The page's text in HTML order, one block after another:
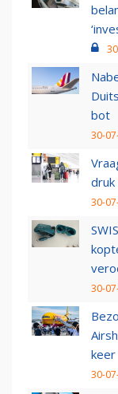
bot
30-
30-
30-
keer
30-